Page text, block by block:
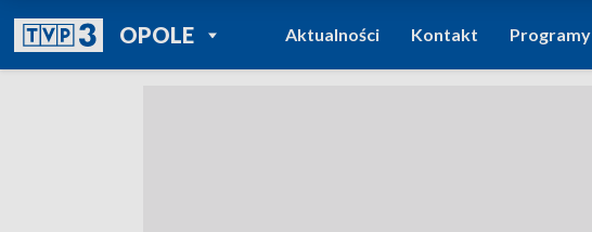
OPOLEPOWRÓT DO
TVP REGIONY
Aktualności Kontakt Programy